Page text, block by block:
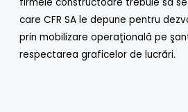
care CFR SA le depune pentru
prin mobilizare operaţională pe
respectarea graficelor de lucrări.